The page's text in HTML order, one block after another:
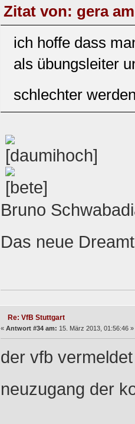
Zitat von: gera
ich hoffe dass
als übungsleiter
schlechter
Bruno
Das neue
Re: VfB Stuttgart
« Antwort #34 am: 15. März 2013, 01:56:46 »
der vfb
neuzugang der